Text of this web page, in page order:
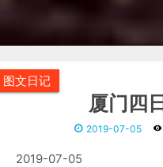
图文日记
厦门四
2019-07-05
2019-07-05